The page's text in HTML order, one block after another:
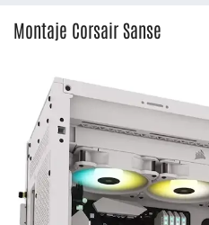
Montaje Corsair Sanse